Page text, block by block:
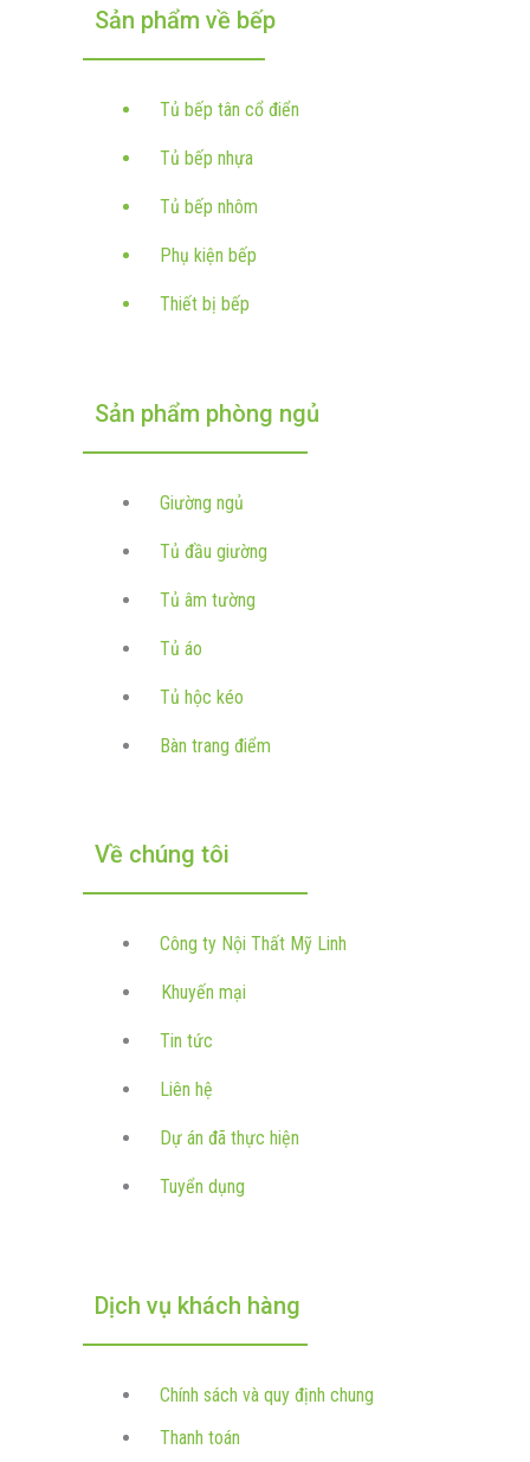
Sản phẩm về bếp
Tủ bếp tân cổ điển
Tủ bếp nhựa
Tủ bếp nhôm
Phụ kiện bếp
Thiết bị bếp
Sản phẩm phòng ngủ
Giường ngủ
Tủ đầu giường
Tủ âm tường
Tủ áo
Tủ hộc kéo
Bàn trang điểm
Về chúng tôi
Công ty Nội Thất Mỹ Linh
Khuyến mại
Tin tức
Liên hệ
Dự án đã thực hiện
Tuyển dụng
Dịch vụ khách hàng
Chính sách và quy định chung
Thanh toán